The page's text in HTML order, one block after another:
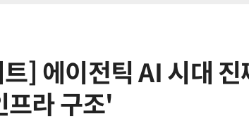
] 에이전틱 AI 시대 진
라 구조'
6
[전문